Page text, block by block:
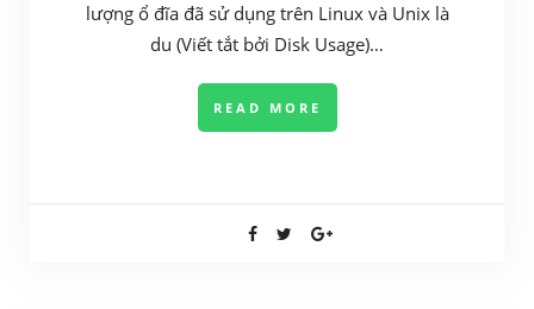
lượng ổ đĩa đã sử dụng trên Linux và Unix là
du (Viết tắt bởi Disk Usage)…
READ MORE